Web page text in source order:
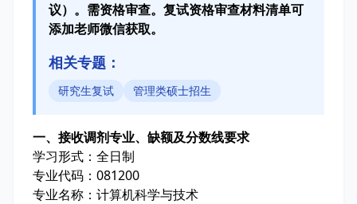
议）。需资格审查。复试资格审查材料清单可
添加老师微信获取。
相关专题：
研究生复试 管理类硕士招生
一、接收调剂专业、缺额及分数线要求
学习形式：全日制
专业代码：081200
专业名称：计算机科学与技术